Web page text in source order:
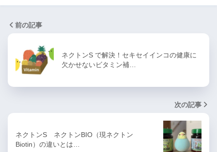
前の記事
ネクトンS で解決！セキセイインコの健康に
欠かせないビタミン補…
次の記事
ネクトンS ネクトンBIO（現ネクトン
Biotin）の違いとは…